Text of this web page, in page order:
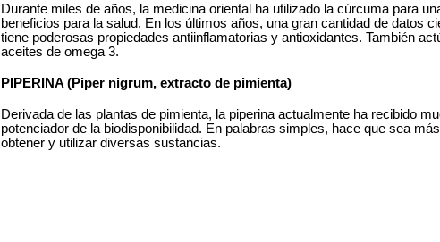
Durante miles de años, la medicina oriental ha utilizado la cúrcuma para
beneficios para la salud. En los últimos años, una gran cantidad de datos
tiene poderosas propiedades antiinflamatorias y antioxidantes. También
aceites de omega 3.
PIPERINA (Piper nigrum, extracto de pimienta)
Derivada de las plantas de pimienta, la piperina actualmente ha recibido
potenciador de la biodisponibilidad. En palabras simples, hace que sea
obtener y utilizar diversas sustancias.